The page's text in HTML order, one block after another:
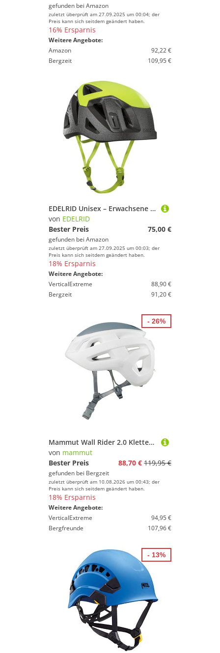
gefunden bei Amazon
zuletzt überprüft am 27.09.2025 um 00:04; der
Preis kann sich seitdem geändert haben.
16% Ersparnis
Weitere Angebote:
Amazon
92,22 €
Bergzeit
109,95 €
EDELRID Unisex – Erwachsene Salathe Kletterhelm, Oasis, 50-58 cm
von EDELRID
Bester Preis
75,00 €
gefunden bei Amazon
zuletzt überprüft am 27.09.2025 um 00:03; der
Preis kann sich seitdem geändert haben.
18% Ersparnis
Weitere Angebote:
VerticalExtreme
88,90 €
Bergzeit
91,20 €
Mammut Wall Rider 2.0 Kletterhelm
von mammut
Bester Preis
88,70 € 119,95 €
gefunden bei Bergzeit
zuletzt überprüft am 10.08.2026 um 00:43; der
Preis kann sich seitdem geändert haben.
18% Ersparnis
Weitere Angebote:
VerticalExtreme
94,95 €
Bergfreunde
107,96 €
- 26%
- 13%